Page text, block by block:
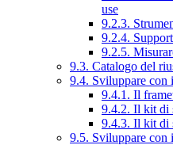
use
9.2.3.
9.2.4.
9.2.5.
9.3. Catalogo del
9.4. Sviluppare con
9.4.1. Il
9.4.2. Il kit di
9.4.3. Il kit di
9.5. Sviluppare con